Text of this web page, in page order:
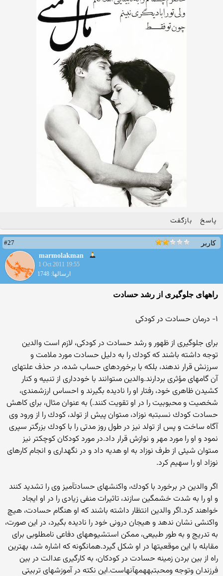
پاسخ بازگفت
کاربر
#27
marmolakman
1 Oct 2011 19:55
ارسالها: 1748
راه‏هاى جلوگيرى از رشد حسادت
۱- درمان حسادت در كودكى
براى جلوگيرى از ظهور و رشد حسادت در كودكى، لازم است والدين
توجه داشته باشند كه كودك را به دليل حسادت مورد ملامت و
سرزنش قرار ندهند، بلكه با برخوردهاى حساب شده، در حذف علت‏هاى
آن گام‏هاى مؤثرى بردارند.والدين مى‏توانند با خوددارى از تنبيه و كنار
كشيدن ظاهرى خود، رفتار او را ناديده بگيرند و احساس ارزشمندى،
شخصيت و محبوبيت را در او تقويت كنند.) به عنوان مثال، براى كاهش
حسادت كودك نسبت‏به نوزاد، مى‏توان پيش از تولد، كودك را از ورود وى
آگاه ساخت و پس از تولد نيز در طول روز مدتى را با كودك بزرگ‏تر سپرى
نمود و او را مورد مهر و نوازش قرار داد.در مورد كودكان كوچك‏تر نيز
مى‏توان شيئى از طرف نوزاد به او هديه داد و در نگه‏دارى و انجام كارهاى
نوزاد او را سهيم كرد.
اگر والدين در برخورد با كودك، واكنش‏هاى حسادت‏آميز وى را تشديد كنند
و او را به شدت خشمگين سازند، تاثيرات منفى زيادى را در او ايجاد
خواهند كرد.اگر والدين انتظار داشته باشند كه او هنگام حسادت، هيچ
واكنشى نشان ندهد و هيجان درونى خود را ناديده بگيرد، در اين صورت،
به تدريج و به طور طبيعى، ممكن است‏شيوه‏هاى دفاعى نامطلوبى براى
مقابله با اين موقعيت‏ها در او شكل گيرد.همان‏گونه كه اشاره شد، بهترين
راه از بين بردن زمينه حسادت در كودكان، به كارگيرى عدالت در بين
فرزندان وتوجه ومحبت‏به‏همه‏آن‏هاست.اين نكته در آموزش‏هاى تربيتى